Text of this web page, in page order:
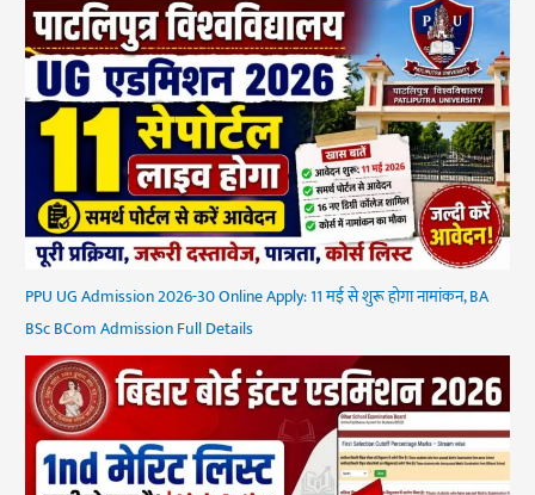
PPU UG Admission 2026-30 Online Apply: 11 मई से शुरू होगा नामांकन, BA
BSc BCom Admission Full Details